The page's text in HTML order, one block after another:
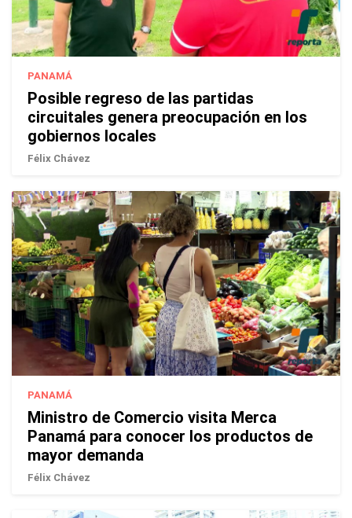
PANAMÁ
Posible regreso de las partidas
circuitales genera preocupación en los
gobiernos locales
Félix Chávez
PANAMÁ
Ministro de Comercio visita Merca
Panamá para conocer los productos de
mayor demanda
Félix Chávez